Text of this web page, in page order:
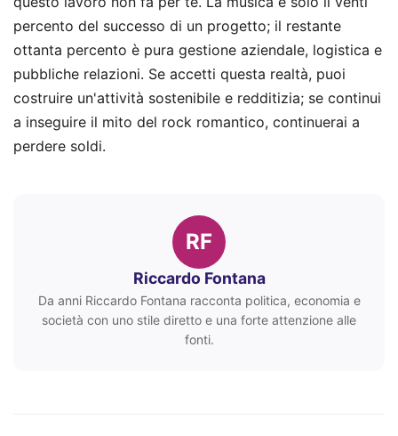
percento del successo di un progetto; il restante
ottanta percento è pura gestione aziendale, logistica e
pubbliche relazioni. Se accetti questa realtà, puoi
costruire un'attività sostenibile e redditizia; se continui
a inseguire il mito del rock romantico, continuerai a
perdere soldi.
RF
Riccardo Fontana
Da anni Riccardo Fontana racconta politica, economia e
società con uno stile diretto e una forte attenzione alle
fonti.